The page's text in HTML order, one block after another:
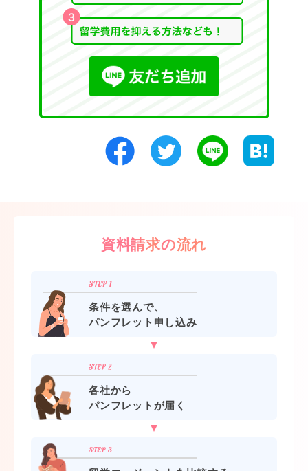
資料請求の流れ
条件を選んで、
パンフレット申し込み
各社から
パンフレットが届く